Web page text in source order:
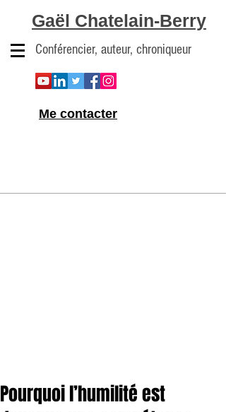
Gaël Chatelain-Berry
Conférencier, auteur, chroniqueur
Me contacter
Pourquoi l’humilité est